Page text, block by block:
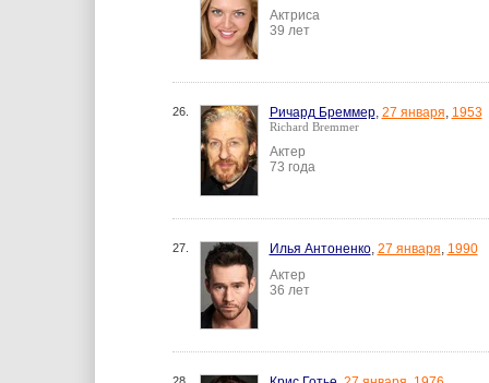
Актриса
39 лет
26. Ричард Бреммер, 27 января, 1953
Richard Bremmer
Актер
73 года
27. Илья Антоненко, 27 января, 1990
Актер
36 лет